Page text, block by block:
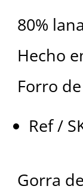
80%
Hecho
Forro
Ref /
Gorra